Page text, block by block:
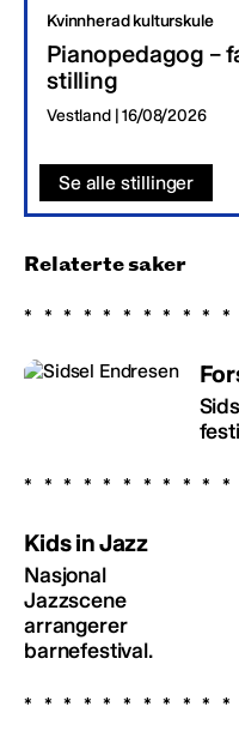
Kvinnherad kulturskule
Pianopedagog –
stilling
Vestland | 16/08/2026
Se alle stillinger
Relaterte saker
Kids in Jazz
Nasjonal
Jazzscene
arrangerer
barnefestival.